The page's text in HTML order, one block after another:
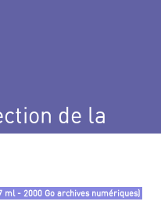
de la
ml - 2000 Go archives numériques)